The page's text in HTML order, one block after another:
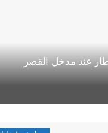
عند مدخل القصر